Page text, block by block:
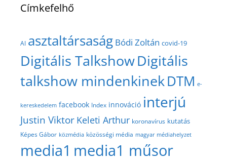
Címkefelhő
AI asztaltársaság Bódi Zoltán covid-19
Digitális TalkshowDigitális
talkshow mindenkinekDTM e-
kereskedelem facebook Index innováció interjú
Justin Viktor Keleti Arthur koronavírus kutatás
Képes Gábor közmédia közösségi média magyar médiahelyzet
media1 media1 műsor